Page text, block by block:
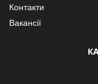
Контакти
Вакансії